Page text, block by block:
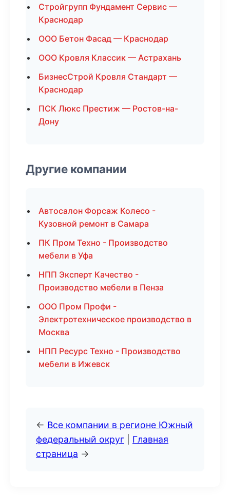
Стройгрупп Фундамент Сервис —
Краснодар
ООО Бетон Фасад — Краснодар
ООО Кровля Классик — Астрахань
БизнесСтрой Кровля Стандарт —
Краснодар
ПСК Люкс Престиж — Ростов-на-
Дону
Другие компании
Автосалон Форсаж Колесо -
Кузовной ремонт в Самара
ПК Пром Техно - Производство
мебели в Уфа
НПП Эксперт Качество -
Производство мебели в Пенза
ООО Пром Профи -
Электротехническое производство в
Москва
НПП Ресурс Техно - Производство
мебели в Ижевск
← Все компании в регионе Южный
федеральный округ
Главная
страница →